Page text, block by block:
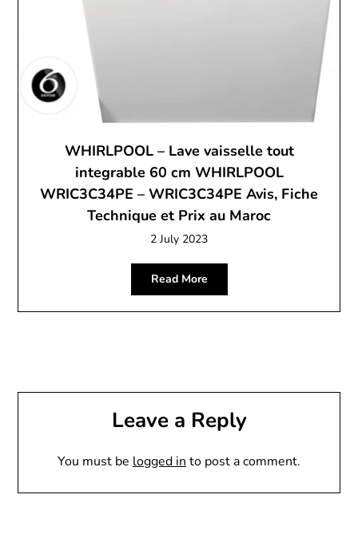
WHIRLPOOL – Lave vaisselle tout
integrable 60 cm WHIRLPOOL
WRIC3C34PE – WRIC3C34PE Avis, Fiche
Technique et Prix au Maroc
2 July 2023
Read More
Leave a Reply
You must be logged in to post a comment.